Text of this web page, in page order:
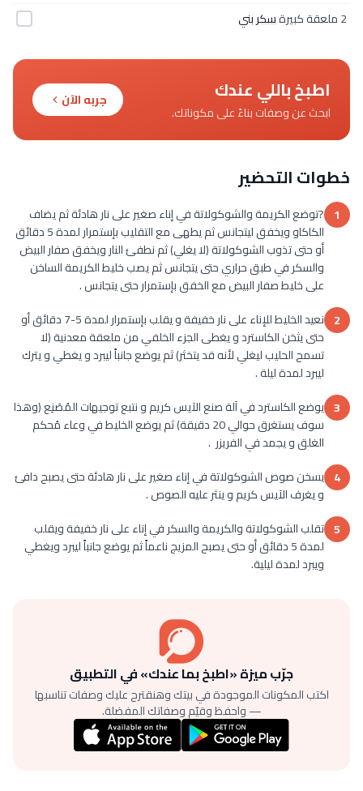
2 ملعقة كبيرة
سكر بني
اطبخ باللي عندك
ابحث عن وصفات بناءً على مكوناتك.
جربه الآن
خطوات التحضير
1 ?توضع الكريمة والشوكولاتة في إناء صغير على نار هادئة ثم يضاف
الكاكاو ويخفق ليتجانس ثم يطهى مع التقليب بإستمرار لمدة 5 دقائق
أو حتى تذوب الشوكولاتة (لا يغلي) ثم نطفئ النار ويخفق صفار البيض
والسكر في طبق حراري حتى يتجانس ثم يصب خليط الكريمة الساخن
على خليط صفار البيض مع الخفق بإستمرار حتى يتجانس .
2
نعيد الخليط للإناء على نار خفيفة و يقلب بإستمرار لمدة 5-7 دقائق أو
حتى يثخن الكاسترد و يغطى الجزء الخلفي من ملعقة معدنية (لا
تسمح الحليب ليغلي لأنه قد يتخثر) ثم يوضع جانباً ليبرد و يغطي و يترك
ليبرد لمدة ليلة .
3 يوضع الكاسترد في آلة صنع الآيس كريم و نتبع توجيهات المُصَنِع (وهذا
سوف يستغرق حوالي 20 دقيقة) ثم يوضع الخليط في وعاء مُحكم
الغلق و يجمد في الفريزر .
4 يسخن صوص الشوكولاتة في إناء صغير على نار هادئة حتى يصبح دافئ
و يغرف الآيس كريم و ينثر عليه الصوص .
5 تقلب الشوكولاتة والكريمة والسكر في إناء على نار خفيفة ويقلب
لمدة 5 دقائق أو حتى يصبح المزيج ناعماً ثم يوضع جانباً ليبرد ويغطي
ويبرد لمدة ليلية.
جرّب ميزة «اطبخ بما عندك» في التطبيق
اكتب المكونات الموجودة في بيتك وهنقترح عليك وصفات تناسبها
— واحفظ وقيّم وصفاتك المفضلة.